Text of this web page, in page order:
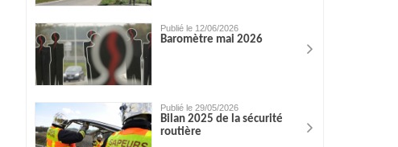
Publié le 12/06/2026
Baromètre mai 2026
Publié le 29/05/2026
Bilan 2025 de la sécurité
routière